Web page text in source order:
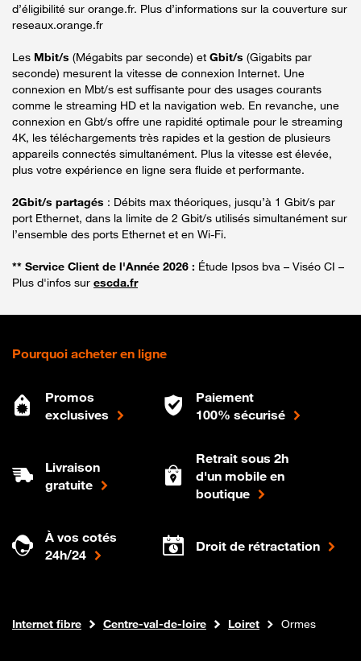
d’éligibilité sur orange.fr. Plus d’informations sur la couverture sur
reseaux.orange.fr
Les Mbit/s (Mégabits par seconde) et Gbit/s (Gigabits par
seconde) mesurent la vitesse de connexion Internet. Une
connexion en Mbt/s est suffisante pour des usages courants
comme le streaming HD et la navigation web. En revanche, une
connexion en Gbt/s offre une rapidité optimale pour le streaming
4K, les téléchargements très rapides et la gestion de plusieurs
appareils connectés simultanément. Plus la vitesse est élevée,
plus votre expérience en ligne sera fluide et performante.
2Gbit/s partagés : Débits max théoriques, jusqu’à 1 Gbit/s par
port Ethernet, dans la limite de 2 Gbit/s utilisés simultanément sur
l’ensemble des ports Ethernet et en Wi-Fi.
** Service Client de l'Année 2026 : Étude Ipsos bva – Viséo CI –
Plus d'infos sur escda.fr
Pourquoi acheter en ligne
Promos
exclusives
Paiement
100% sécurisé
Livraison
gratuite
Retrait sous 2h
d'un mobile en
boutique
À vos cotés
24h/24
Droit de rétractation
Boutique Orange
Internet fibre Centre-val-de-loire Loiret Ormes